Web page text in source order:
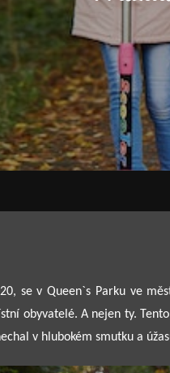
se v Queen`s Parku ve
obyvatelé. A nejen ty.
v hlubokém smutku a